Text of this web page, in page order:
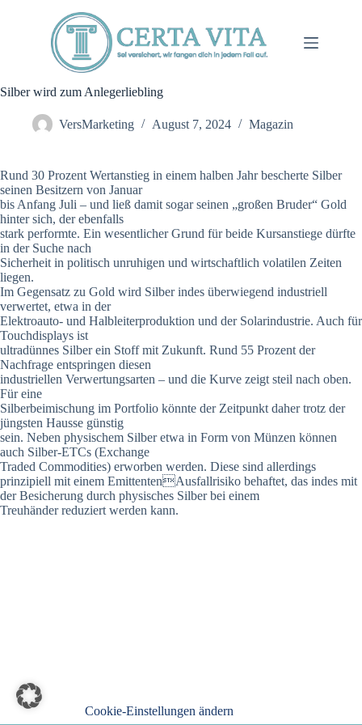
Silber wird zum Anlegerliebling
VersMarketing August 7, 2024 Magazin
Rund 30 Prozent Wertanstieg in einem halben Jahr bescherte Silber
seinen Besitzern von Januar
bis Anfang Juli – und ließ damit sogar seinen „großen Bruder“ Gold
hinter sich, der ebenfalls
stark performte. Ein wesentlicher Grund für beide Kursanstiege dürfte
in der Suche nach
Sicherheit in politisch unruhigen und wirtschaftlich volatilen Zeiten
liegen.
Im Gegensatz zu Gold wird Silber indes überwiegend industriell
verwertet, etwa in der
Elektroauto- und Halbleiterproduktion und der Solarindustrie. Auch für
Touchdisplays ist
ultradünnes Silber ein Stoff mit Zukunft. Rund 55 Prozent der
Nachfrage entspringen diesen
industriellen Verwertungsarten – und die Kurve zeigt steil nach oben.
Für eine
Silberbeimischung im Portfolio könnte der Zeitpunkt daher trotz der
jüngsten Hausse günstig
sein. Neben physischem Silber etwa in Form von Münzen können
auch Silber-ETCs (Exchange
Traded Commodities) erworben werden. Diese sind allerdings
prinzipiell mit einem EmittentenAusfallrisiko behaftet, das indes mit
der Besicherung durch physisches Silber bei einem
Treuhänder reduziert werden kann.
Cookie-Einstellungen ändern